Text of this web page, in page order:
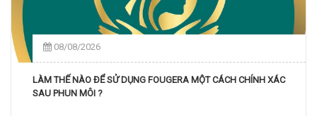
08/08/2026
LÀM THẾ NÀO ĐỂ SỬ DỤNG FOUGERA MỘT CÁCH CHÍNH XÁC
SAU PHUN MÔI ?